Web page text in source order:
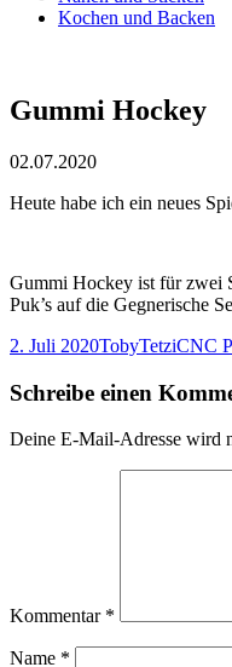
Kochen und Backen
Gummi Hockey
02.07.2020
Heute habe ich ein neues
Gummi Hockey ist für zwei
Puk’s auf die Gegnerische
Veröffentlicht
2. Juli 2020Autor
TobyTetziCNC
Schreibe einen
Deine E-Mail-Adresse wird
Kommentar *
Name *